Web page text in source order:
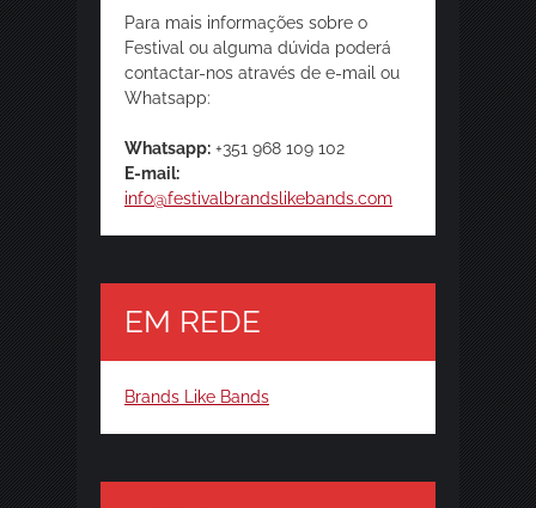
Para mais informações sobre o
Festival ou alguma dúvida poderá
contactar-nos através de e-mail ou
Whatsapp:
Whatsapp: +351 968 109 102
E-mail:
info@festivalbrandslikebands.com
EM REDE
Brands Like Bands